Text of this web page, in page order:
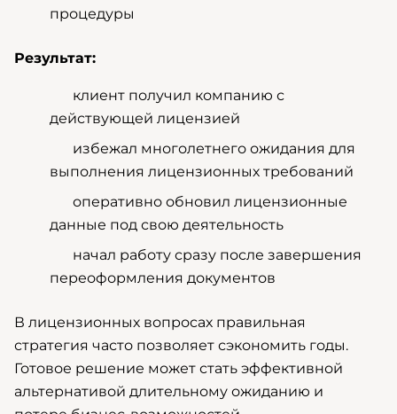
процедуры
Результат:
клиент получил компанию с
действующей лицензией
избежал многолетнего ожидания для
выполнения лицензионных требований
оперативно обновил лицензионные
данные под свою деятельность
начал работу сразу после завершения
переоформления документов
В лицензионных вопросах правильная
стратегия часто позволяет сэкономить годы.
Готовое решение может стать эффективной
альтернативой длительному ожиданию и